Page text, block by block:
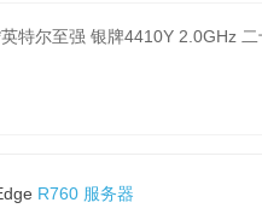
*英特尔至强 银牌4410Y 2.0GHz
R760 服务器